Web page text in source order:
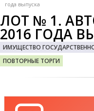
года выпуска
ЛОТ № 1.
2016 ГОДА
ИМУЩЕСТВО
ПОВТОРНЫЕ ТОРГИ